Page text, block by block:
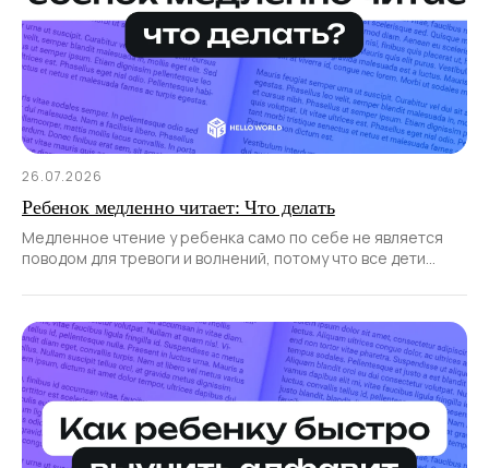
26.07.2026
Ребенок медленно читает: Что делать
Медленное чтение у ребенка само по себе не является
поводом для тревоги и волнений, потому что все дети
формируется постепенно, не сразу.